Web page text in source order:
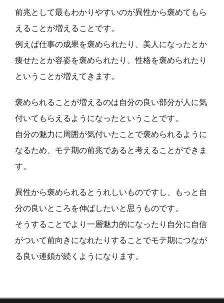
前兆として最もわかりやすいのが異性から褒めてもら
えることが増えることです。
例えば仕事の成果を褒められたり、美人になったとか
痩せたとか容姿を褒められたり、性格を褒められたり
ということが増えてきます。
褒められることが増えるのは自分の良い部分が人に気
付いてもらえるようになったということです。
自分の魅力に周囲が気付いたことで褒められるように
なるため、モテ期の前兆であると考えることができま
す。
異性から褒められるとうれしいものですし、もっと自
分の良いところを伸ばしたいと思うものです。
そうすることでより一層魅力的になったり自分に自信
がついて前向きになれたりすることでモテ期につなが
る良い連鎖が続くようになります。